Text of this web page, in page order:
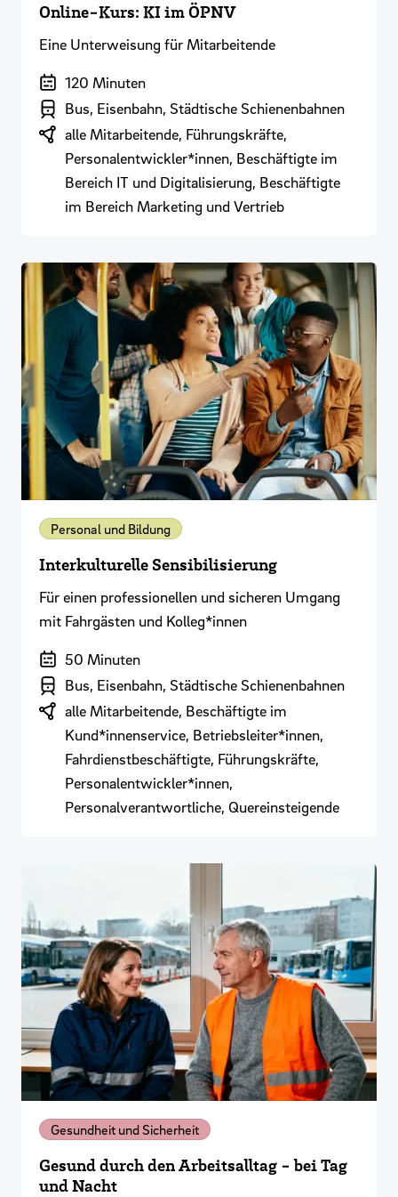
Online-Kurs: KI im ÖPNV
Eine Unterweisung für Mitarbeitende
Dauer der Veranstaltung
120 Minuten
Branchenbereich
Bus, Eisenbahn, Städtische Schienenbahnen
Zielgruppen
alle Mitarbeitende, Führungskräfte,
Personalentwickler*innen, Beschäftigte im
Bereich IT und Digitalisierung, Beschäftigte
im Bereich Marketing und Vertrieb
Personal und Bildung
Interkulturelle Sensibilisierung
Für einen professionellen und sicheren Umgang
mit Fahrgästen und Kolleg*innen
Dauer der Veranstaltung
50 Minuten
Branchenbereich
Bus, Eisenbahn, Städtische Schienenbahnen
Zielgruppen
alle Mitarbeitende, Beschäftigte im
Kund*innenservice, Betriebsleiter*innen,
Fahrdienstbeschäftigte, Führungskräfte,
Personalentwickler*innen,
Personalverantwortliche, Quereinsteigende
Gesundheit und Sicherheit
Gesund durch den Arbeitsalltag - bei Tag
und Nacht